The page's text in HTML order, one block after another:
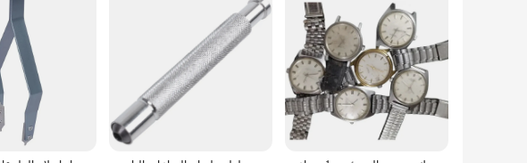
in mind, this kit is a testament to the craftsmanship required for servicing
design of each tool makes it comfortable to handle, even during extended